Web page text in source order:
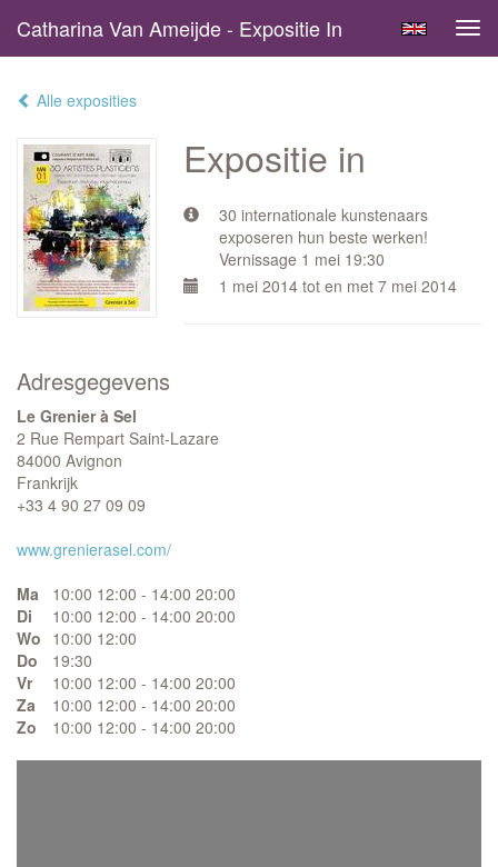
Catharina Van Ameijde - Expositie In
Alle exposities
Expositie in
30 internationale kunstenaars
exposeren hun beste werken!
Vernissage 1 mei 19:30
1 mei 2014 tot en met 7 mei 2014
Adresgegevens
Le Grenier à Sel
2 Rue Rempart Saint-Lazare
84000 Avignon
Frankrijk
+33 4 90 27 09 09
www.grenierasel.com/
Ma
10:00 12:00 - 14:00 20:00
Di
10:00 12:00 - 14:00 20:00
Wo 10:00 12:00
Do
19:30
Vr
10:00 12:00 - 14:00 20:00
Za
10:00 12:00 - 14:00 20:00
Zo
10:00 12:00 - 14:00 20:00